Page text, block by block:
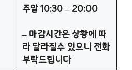
주말 10:30 – 20:00
– 마감시간은 상황에 따
라 달라질수 있으니 전화
부탁드립니다